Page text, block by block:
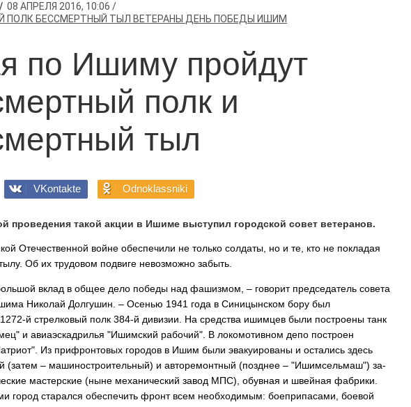
08 АПРЕЛЯ 2016, 10:06
ПОЛК БЕССМЕРТНЫЙ ТЫЛ ВЕТЕРАНЫ ДЕНЬ ПОБЕДЫ ИШИМ
по Ишиму пройдут
полк и
тыл
VKontakte Odnoklassniki
проведения такой акции в Ишиме выступил городской совет ветеранов.
Отечествен­ной войне обеспечили не только солдаты, но и те, кто не покладая
Об их трудовом подвиге невозможно забыть.
вклад в общее дело победы над фашизмом, – говорит председатель совета
Николай Долгушин. – Осенью 1941 года в Синицынском бору был
й стрелковый полк 384-й дивизии. На средства ишимцев были построены танк
и авиаэ­скадрилья "Ишимский рабочий". В локомотивном депо построен
Из при­фронтовых городов в Ишим были эвакуированы и остались здесь
(затем – машино­строительный) и авторемонтный (позднее – "Ишимсельмаш") за­
мастерские (ныне механический завод МПС), обувная и швейная фабрики.
город старался обе­спечить фронт всем необходимым: боеприпасами, боевой